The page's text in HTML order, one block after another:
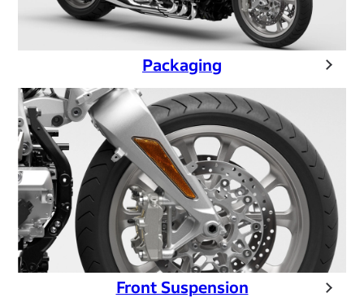
Packaging
Front Suspension